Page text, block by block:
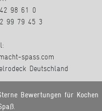
98 61 0
99 79 45 3
spass.com
Deutschland
Bewertungen für Kochen